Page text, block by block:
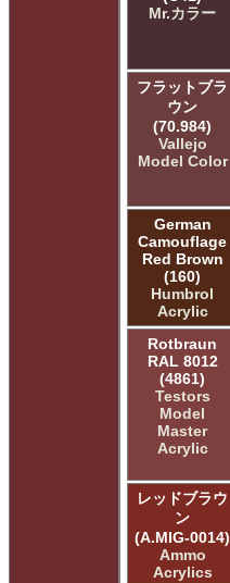
Mr.カラー
フラットブラ
ウン
(70.984)
Vallejo
Model Color
German
Camouflage
Red Brown
(160)
Humbrol
Acrylic
Rotbraun
RAL 8012
(4861)
Testors
Model
Master
Acrylic
レッドブラウ
ン
(A.MIG-0014)
Ammo
Acrylics